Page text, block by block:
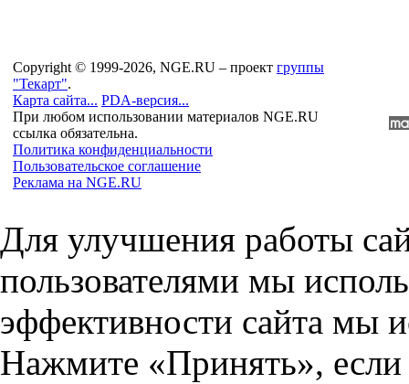
Copyright © 1999-2026, NGE.RU – проект группы
"Текарт".
Карта сайта... PDA-версия...
При любом использовании материалов NGE.RU
ссылка обязательна.
Политика конфиденциальности
Пользовательское соглашение
Реклама на NGE.RU
Для улучшения работы
пользователями мы
эффективности сайта мы
Нажмите «Принять», если